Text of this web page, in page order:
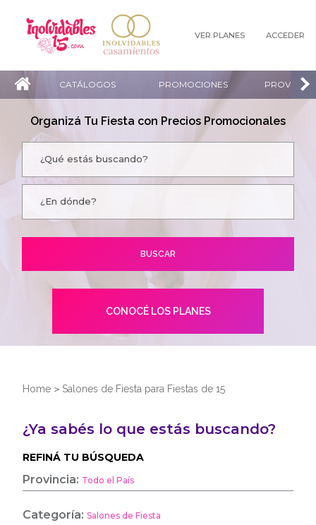
VER PLANES ACCEDER
CATÁLOGOS PROMOCIONES
Organizá Tu Fiesta con Precios Promocionales
CONOCÉ LOS PLANES
Home > Salones de Fiesta para Fiestas de 15
¿Ya sabés lo que estás buscando?
REFINÁ TU BÚSQUEDA
Provincia: Todo el País
Categoría:Salones de Fiesta